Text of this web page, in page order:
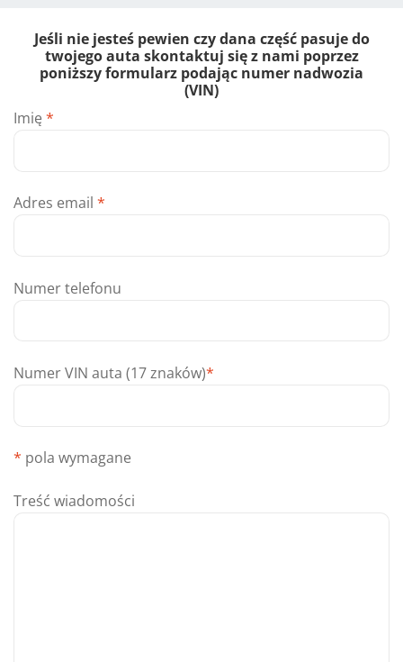
Jeśli nie jesteś pewien czy dana część pasuje do
twojego auta skontaktuj się z nami poprzez
poniższy formularz podając numer nadwozia
(VIN)
Imię *
Adres email *
Numer telefonu
Numer VIN auta (17 znaków)*
* pola wymagane
Treść wiadomości